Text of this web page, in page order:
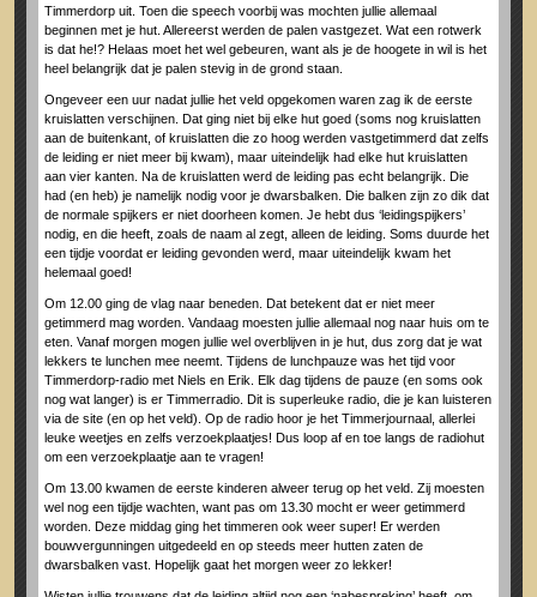
Timmerdorp uit. Toen die speech voorbij was mochten jullie allemaal
beginnen met je hut. Allereerst werden de palen vastgezet. Wat een rotwerk
is dat he!? Helaas moet het wel gebeuren, want als je de hoogete in wil is het
heel belangrijk dat je palen stevig in de grond staan.
Ongeveer een uur nadat jullie het veld opgekomen waren zag ik de eerste
kruislatten verschijnen. Dat ging niet bij elke hut goed (soms nog kruislatten
aan de buitenkant, of kruislatten die zo hoog werden vastgetimmerd dat zelfs
de leiding er niet meer bij kwam), maar uiteindelijk had elke hut kruislatten
aan vier kanten. Na de kruislatten werd de leiding pas echt belangrijk. Die
had (en heb) je namelijk nodig voor je dwarsbalken. Die balken zijn zo dik dat
de normale spijkers er niet doorheen komen. Je hebt dus ‘leidingspijkers’
nodig, en die heeft, zoals de naam al zegt, alleen de leiding. Soms duurde het
een tijdje voordat er leiding gevonden werd, maar uiteindelijk kwam het
helemaal goed!
Om 12.00 ging de vlag naar beneden. Dat betekent dat er niet meer
getimmerd mag worden. Vandaag moesten jullie allemaal nog naar huis om te
eten. Vanaf morgen mogen jullie wel overblijven in je hut, dus zorg dat je wat
lekkers te lunchen mee neemt. Tijdens de lunchpauze was het tijd voor
Timmerdorp-radio met Niels en Erik. Elk dag tijdens de pauze (en soms ook
nog wat langer) is er Timmerradio. Dit is superleuke radio, die je kan luisteren
via de site (en op het veld). Op de radio hoor je het Timmerjournaal, allerlei
leuke weetjes en zelfs verzoekplaatjes! Dus loop af en toe langs de radiohut
om een verzoekplaatje aan te vragen!
Om 13.00 kwamen de eerste kinderen alweer terug op het veld. Zij moesten
wel nog een tijdje wachten, want pas om 13.30 mocht er weer getimmerd
worden. Deze middag ging het timmeren ook weer super! Er werden
bouwvergunningen uitgedeeld en op steeds meer hutten zaten de
dwarsbalken vast. Hopelijk gaat het morgen weer zo lekker!